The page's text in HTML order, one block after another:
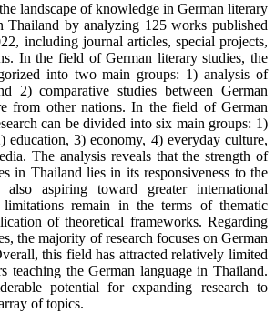
landscape of knowledge in German literary
Thailand by analyzing 125 works published
including journal articles, special projects,
In the field of German literary studies, the
into two main groups: 1) analysis of
2) comparative studies between German
from other nations. In the field of German
can be divided into six main groups: 1)
education, 3) economy, 4) everyday culture,
The analysis reveals that the strength of
in Thailand lies in its responsiveness to the
aspiring toward greater international
limitations remain in the terms of thematic
of theoretical frameworks. Regarding
the majority of research focuses on German
this field has attracted relatively limited
teaching the German language in Thailand.
potential for expanding research to
of topics.